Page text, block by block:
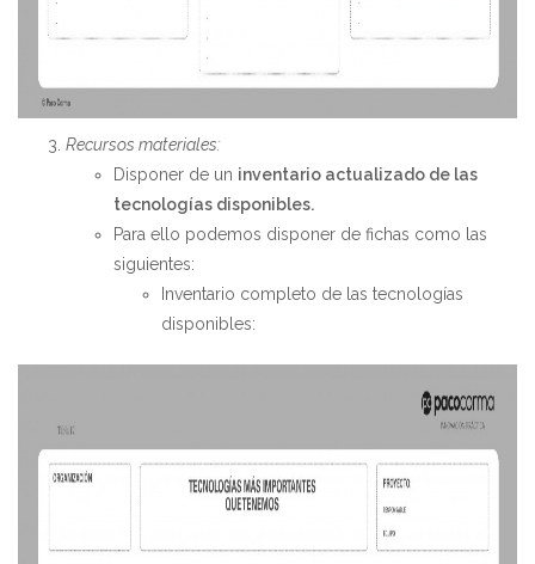
Recursos materiales:
Disponer de un inventario actualizado de las
tecnologías disponibles.
Para ello podemos disponer de fichas como las
siguientes:
Inventario completo de las tecnologías
disponibles: